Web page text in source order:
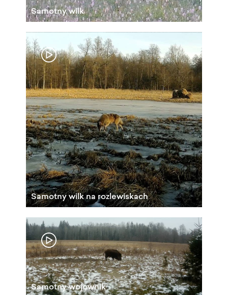
Samotny wilk
Samotny wilk na rozlewiskach
Samotny wojownik